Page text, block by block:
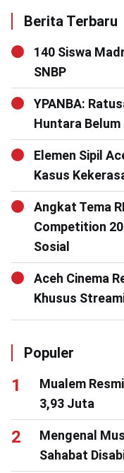
Berita Terbaru
140 Siswa
SNBP
YPANBA:
Huntara Belum
Elemen Sipil
Kasus
Angkat Tema
Competition
Sosial
Aceh Cinema
Khusus
Populer
Mualem
3,93 Juta
Mengenal
Sahabat